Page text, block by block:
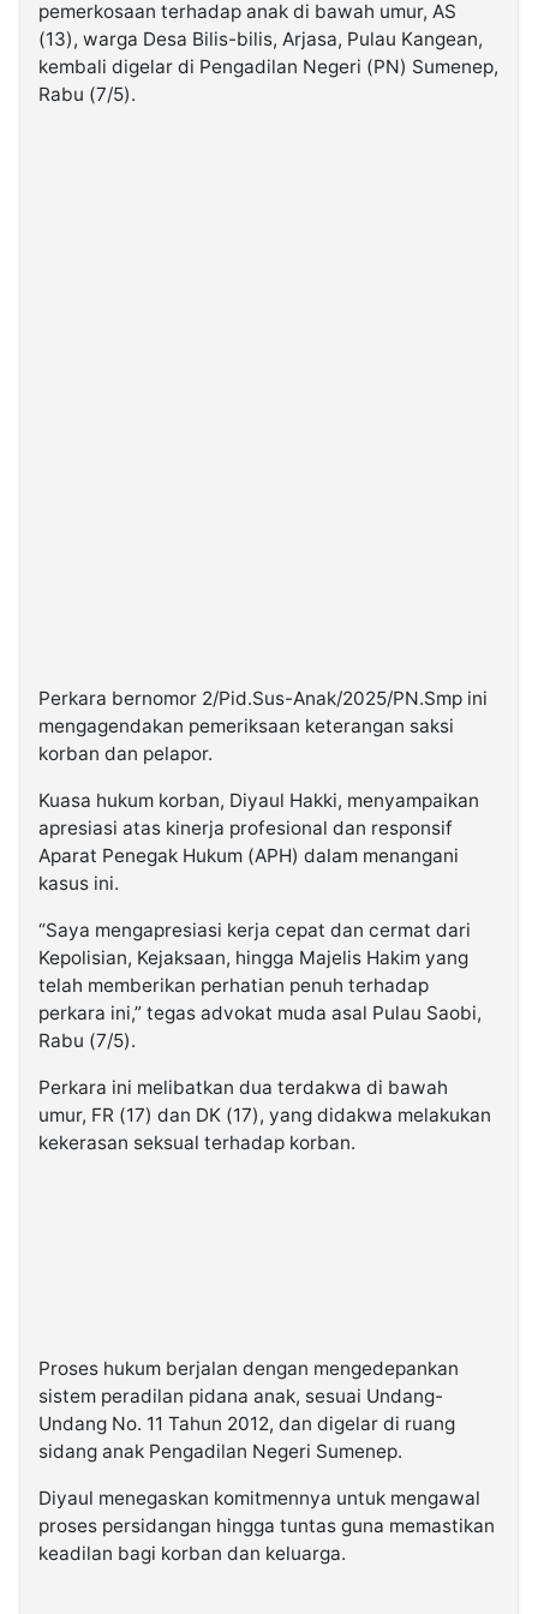
Kabarbaru.co
2026
pemerkosaan terhadap anak di bawah umur, AS
(13), warga Desa Bilis-bilis, Arjasa, Pulau Kangean,
kembali digelar di Pengadilan Negeri (PN) Sumenep,
Rabu (7/5).
Perkara bernomor 2/Pid.Sus-Anak/2025/PN.Smp ini
mengagendakan pemeriksaan keterangan saksi
korban dan pelapor.
Kuasa hukum korban, Diyaul Hakki, menyampaikan
apresiasi atas kinerja profesional dan responsif
Aparat Penegak Hukum (APH) dalam menangani
kasus ini.
“Saya mengapresiasi kerja cepat dan cermat dari
Kepolisian, Kejaksaan, hingga Majelis Hakim yang
telah memberikan perhatian penuh terhadap
perkara ini,” tegas advokat muda asal Pulau Saobi,
Rabu (7/5).
Perkara ini melibatkan dua terdakwa di bawah
umur, FR (17) dan DK (17), yang didakwa melakukan
kekerasan seksual terhadap korban.
Proses hukum berjalan dengan mengedepankan
sistem peradilan pidana anak, sesuai Undang-
Undang No. 11 Tahun 2012, dan digelar di ruang
sidang anak Pengadilan Negeri Sumenep.
Diyaul menegaskan komitmennya untuk mengawal
proses persidangan hingga tuntas guna memastikan
keadilan bagi korban dan keluarga.